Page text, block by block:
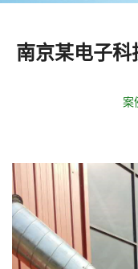
南京某电子
案